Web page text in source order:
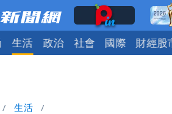
生活 政治 社會 國際 財經股
生活